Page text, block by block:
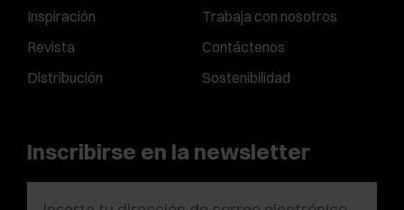
Inspiración
Revista
Distribución
Trabaja con nosotros
Contáctenos
Sostenibilidad
Inscribirse en la newsletter